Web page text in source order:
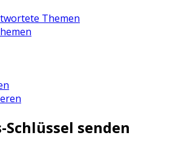
Themen
senden